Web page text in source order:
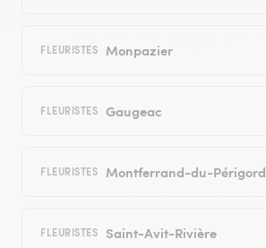
FLEURISTES Monpazier
FLEURISTES Gaugeac
FLEURISTES Montferrand-du-Périgord
FLEURISTES Saint-Avit-Rivière